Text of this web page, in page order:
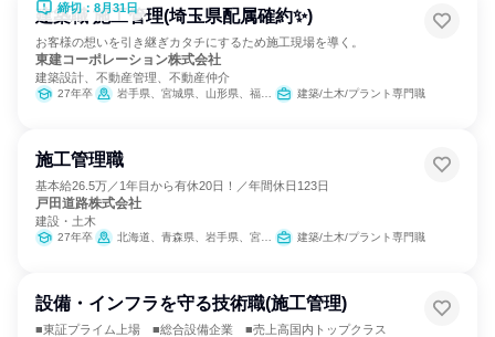
締切：8月31日
建築職 施工管理(埼玉県配属確約✨)
お客様の想いを引き継ぎカタチにするため施工現場を導く。
東建コーポレーション株式会社
建築設計、不動産管理、不動産仲介
27年卒 岩手県、宮城県、山形県、福島県、茨城県、栃木県、群馬県、埼玉県、千葉県、東京都、神奈川県、新潟県、富山県、石川県、福井県、長野県、岐阜県、静岡県、愛知県、三重県、滋賀県、京都府、大阪府、兵庫県、奈良県、鳥取県、島根県、岡山県、広島県、山口県、愛媛県、高知県、福岡県、長崎県、熊本県、大分県、宮崎県、鹿児島県、沖縄県 建築/土木/プラント専門職
施工管理職
基本給26.5万／1年目から有休20日！／年間休日123日
戸田道路株式会社
建設・土木
27年卒 北海道、青森県、岩手県、宮城県、秋田県、山形県、福島県、茨城県、栃木県、群馬県、埼玉県、千葉県、東京都、神奈川県、新潟県、富山県、石川県、福井県、山梨県、長野県、岐阜県、静岡県、愛知県、三重県、滋賀県、京都府、大阪府、兵庫県、奈良県、和歌山県、鳥取県、島根県、岡山県、広島県、山口県、徳島県、香川県、愛媛県、高知県 建築/土木/プラント専門職
設備・インフラを守る技術職(施工管理)
■東証プライム上場 ■総合設備企業 ■売上高国内トップクラス